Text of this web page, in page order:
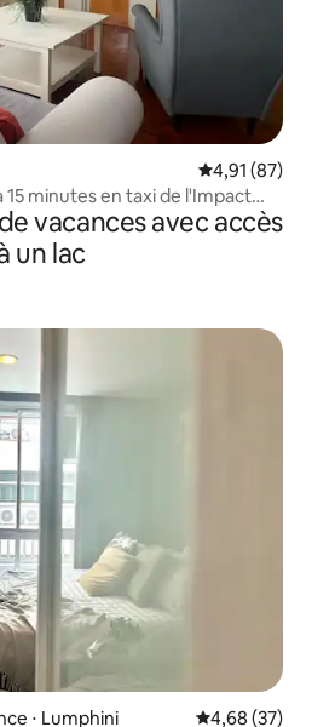
Évaluation
4,91 (87)
minutes en taxi de l'Impact
vacances avec accès
un lac
⋅ Lumphini Évaluation
4,68 (37)